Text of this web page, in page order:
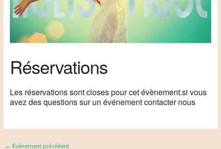
Réservations
Les réservations sont closes pour cet évènement.si vous
avez des questions sur un événement contacter nous
← Évènement précédent